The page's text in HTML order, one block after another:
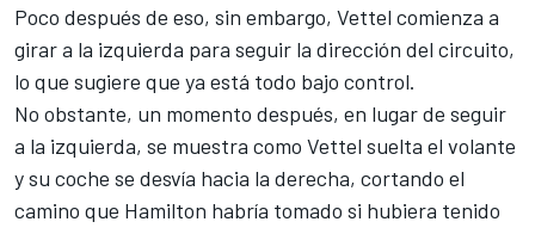
Poco después de eso, sin embargo, Vettel comienza a
girar a la izquierda para seguir la dirección del circuito,
lo que sugiere que ya está todo bajo control.
No obstante, un momento después, en lugar de seguir
a la izquierda, se muestra como Vettel suelta el volante
y su coche se desvía hacia la derecha, cortando el
camino que Hamilton habría tomado si hubiera tenido